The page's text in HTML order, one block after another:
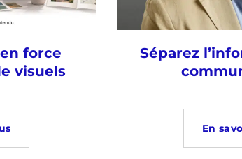
force
visuels
Séparez
En